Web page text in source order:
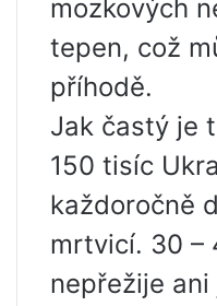
mozkových
tepen, což
příhodě.
Jak častý je
150 tisíc
každoročně
mrtvicí. 30 –
nepřežije